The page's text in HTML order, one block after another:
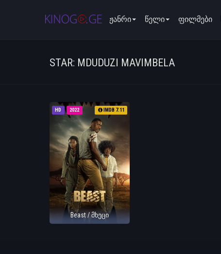
ჟანრი წელი ფილმები
STAR: MDUDUZI MAVIMBELA
HD 2022 IMDB 7.11
Beast / მხეცი